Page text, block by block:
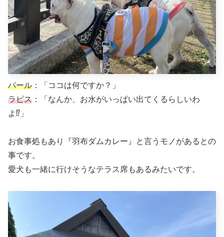
パール ：「ココは何ですか？」
ラピス ：「なんか、お水がいっぱい出てくるらしいわ
よ⁉︎」
お食事処もあり『羽布ダムカレー』と言うモノがあるとの
事です。
愛犬も一緒に行けそうなテラス席もあるみたいです。